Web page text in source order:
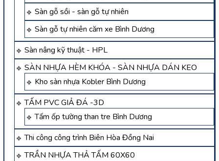
Sàn gỗ sồi - sàn gỗ tự nhiên
Sàn gỗ tự nhiên căm xe Bình Dương
Sàn nâng kỹ thuật - HPL
SÀN NHỰA HÈM KHÓA - SÀN NHỰA DÁN KEO
Kho sàn nhựa Kobler Bình Dương
TẤM PVC GIẢ ĐÁ -3D
Tấm ốp tường than tre Bình Dương
Thi công công trình Biên Hòa Đồng Nai
TRẦN NHỰA THẢ TẤM 60X60